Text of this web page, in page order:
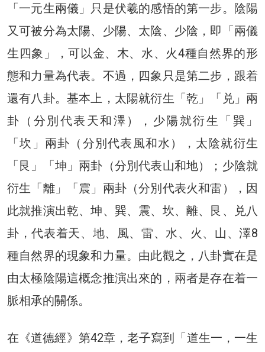
「一元生兩儀」只是伏羲的感悟的第一步。陰陽
又可被分為太陽、少陽、太陰、少陰，即「兩儀
生四象」，可以金、木、水、火4種自然界的形
態和力量為代表。不過，四象只是第二步，跟着
還有八卦。基本上，太陽就衍生「乾」「兑」兩
卦（分別代表天和澤），少陽就衍生「巽」
「坎」兩卦（分別代表風和水），太陰就衍生
「艮」「坤」兩卦（分別代表山和地）；少陰就
衍生「離」「震」兩卦（分別代表火和雷），因
此就推演出乾、坤、巽、震、坎、離、艮、兑八
卦，代表着天、地、風、雷、水、火、山、澤8
種自然界的現象和力量。由此觀之，八卦實在是
由太極陰陽這概念推演出來的，兩者是存在着一
脈相承的關係。
在《道德經》第42章，老子寫到「道生一，一生